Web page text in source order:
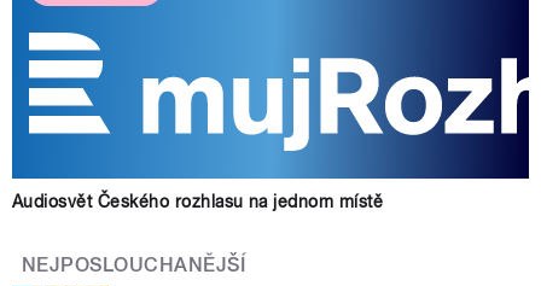
Audiosvět Českého rozhlasu na jednom místě
NEJPOSLOUCHANĚJŠÍ